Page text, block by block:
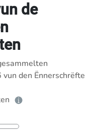
de
den Ënnerschrëfte